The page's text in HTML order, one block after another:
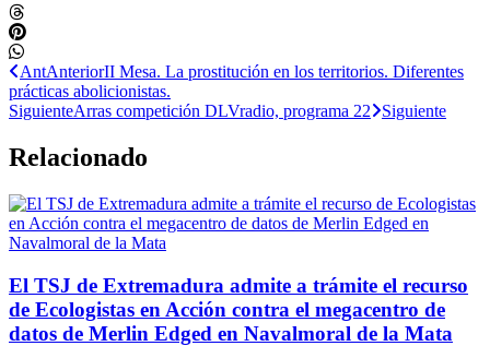
AntAnteriorII Mesa. La prostitución en los territorios. Diferentes
prácticas abolicionistas.
SiguienteArras competición DLVradio, programa 22 Siguiente
Relacionado
El TSJ de Extremadura admite a trámite el recurso
de Ecologistas en Acción contra el megacentro de
datos de Merlin Edged en Navalmoral de la Mata